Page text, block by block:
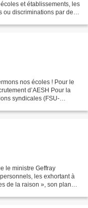
et établissements, les
ou discriminations par des
nos écoles ! Pour le
d’AESH Pour la
syndicales (FSU-
le ministre Geffray
les exhortant à
de la raison », son plan